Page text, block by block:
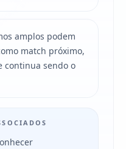
amplos podem
match próximo,
continua sendo o